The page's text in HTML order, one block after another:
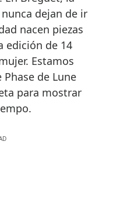
dejan de ir
nacen piezas
edición de 14
Estamos
de Lune
para mostrar